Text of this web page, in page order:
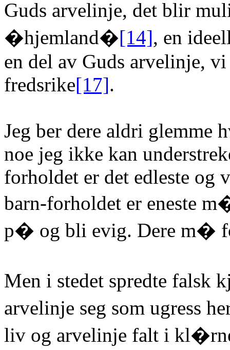
Guds arvelinje, det blir
�hjemland�[14], en
en del av Guds arvelinje,
fredsrike[17].
Jeg ber dere aldri glemme
noe jeg ikke kan
forholdet er det edleste og
barn-forholdet er eneste
p� og bli evig. Dere m�
Men i stedet spredte
arvelinje seg som ugress
liv og arvelinje falt i